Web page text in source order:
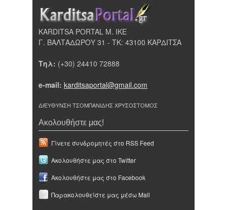
KARDITSA PORTAL Μ. ΙΚΕ
Γ. ΒΑΛΤΑΔΩΡΟΥ 31 - ΤΚ: 43100 ΚΑΡΔΙΤΣΑ
Τηλ: (+30) 24410 72888
e-mail: karditsaportal@gmail.com
ΔΙΕΥΘΥΝΣΗ ΤΣΟΜΠΑΝΙΔΗΣ ΧΡΥΣΟΣΤΟΜΟΣ
Ακολουθήστε μας!
Γίνετε συνδρομητές στο RSS Feed
Ακολουθήστε μας στο Twitter
Ακολουθήστε μας στο Facebook
Παρακολουθείστε μας μέσω Mail